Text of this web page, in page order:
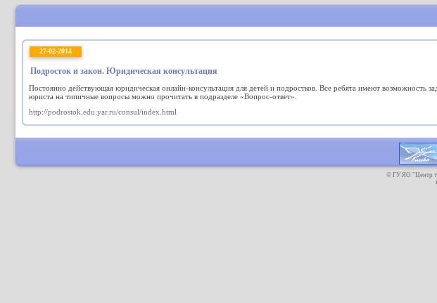
27-02-2014
Подросток и закон. Юридическая консультация
Постоянно действующая юридическая онлайн-консультация для детей и подростков. Все ребята имеют
юриста на типичные вопросы можно прочитать в подразделе «Вопрос-ответ».
http://podrostok.edu.yar.ru/consul/index.html
© ГУ ЯО "Центр